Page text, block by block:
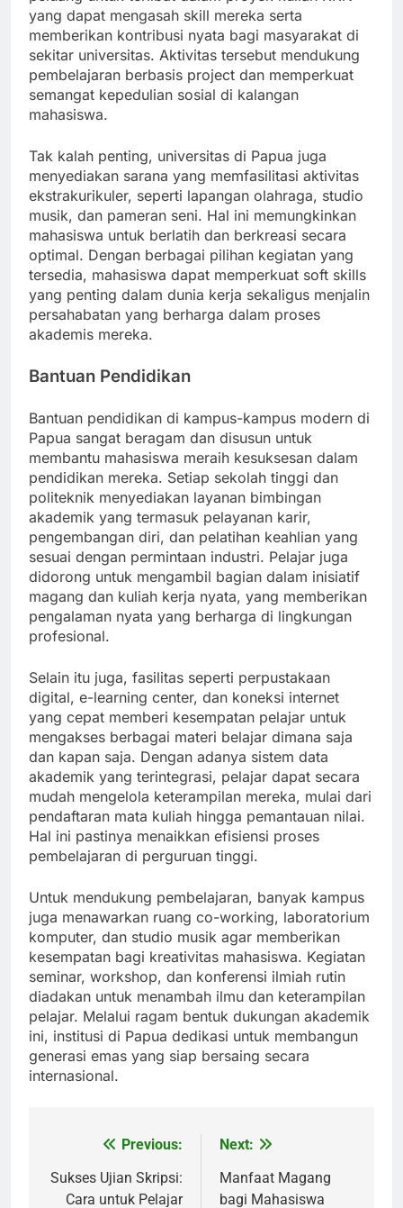
yang dapat mengasah skill mereka serta
memberikan kontribusi nyata bagi masyarakat di
sekitar universitas. Aktivitas tersebut mendukung
pembelajaran berbasis project dan memperkuat
semangat kepedulian sosial di kalangan
mahasiswa.
Tak kalah penting, universitas di Papua juga
menyediakan sarana yang memfasilitasi aktivitas
ekstrakurikuler, seperti lapangan olahraga, studio
musik, dan pameran seni. Hal ini memungkinkan
mahasiswa untuk berlatih dan berkreasi secara
optimal. Dengan berbagai pilihan kegiatan yang
tersedia, mahasiswa dapat memperkuat soft skills
yang penting dalam dunia kerja sekaligus menjalin
persahabatan yang berharga dalam proses
akademis mereka.
Bantuan Pendidikan
Bantuan pendidikan di kampus-kampus modern di
Papua sangat beragam dan disusun untuk
membantu mahasiswa meraih kesuksesan dalam
pendidikan mereka. Setiap sekolah tinggi dan
politeknik menyediakan layanan bimbingan
akademik yang termasuk pelayanan karir,
pengembangan diri, dan pelatihan keahlian yang
sesuai dengan permintaan industri. Pelajar juga
didorong untuk mengambil bagian dalam inisiatif
magang dan kuliah kerja nyata, yang memberikan
pengalaman nyata yang berharga di lingkungan
profesional.
Selain itu juga, fasilitas seperti perpustakaan
digital, e-learning center, dan koneksi internet
yang cepat memberi kesempatan pelajar untuk
mengakses berbagai materi belajar dimana saja
dan kapan saja. Dengan adanya sistem data
akademik yang terintegrasi, pelajar dapat secara
mudah mengelola keterampilan mereka, mulai dari
pendaftaran mata kuliah hingga pemantauan nilai.
Hal ini pastinya menaikkan efisiensi proses
pembelajaran di perguruan tinggi.
Untuk mendukung pembelajaran, banyak kampus
juga menawarkan ruang co-working, laboratorium
komputer, dan studio musik agar memberikan
kesempatan bagi kreativitas mahasiswa. Kegiatan
seminar, workshop, dan konferensi ilmiah rutin
diadakan untuk menambah ilmu dan keterampilan
pelajar. Melalui ragam bentuk dukungan akademik
ini, institusi di Papua dedikasi untuk membangun
generasi emas yang siap bersaing secara
internasional.
navigation
Previous:
Sukses Ujian Skripsi:
Cara untuk Pelajar
Next:
Manfaat Magang
bagi Mahasiswa